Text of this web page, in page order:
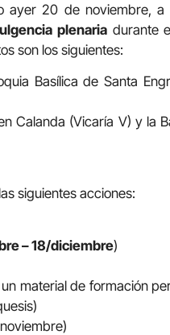
ayer 20 de noviembre,
plenariadurante
son los siguientes:
Basílica de Santa
Calanda (Vicaría V) y la
siguientes acciones:
– 18/diciembre)
material de formación